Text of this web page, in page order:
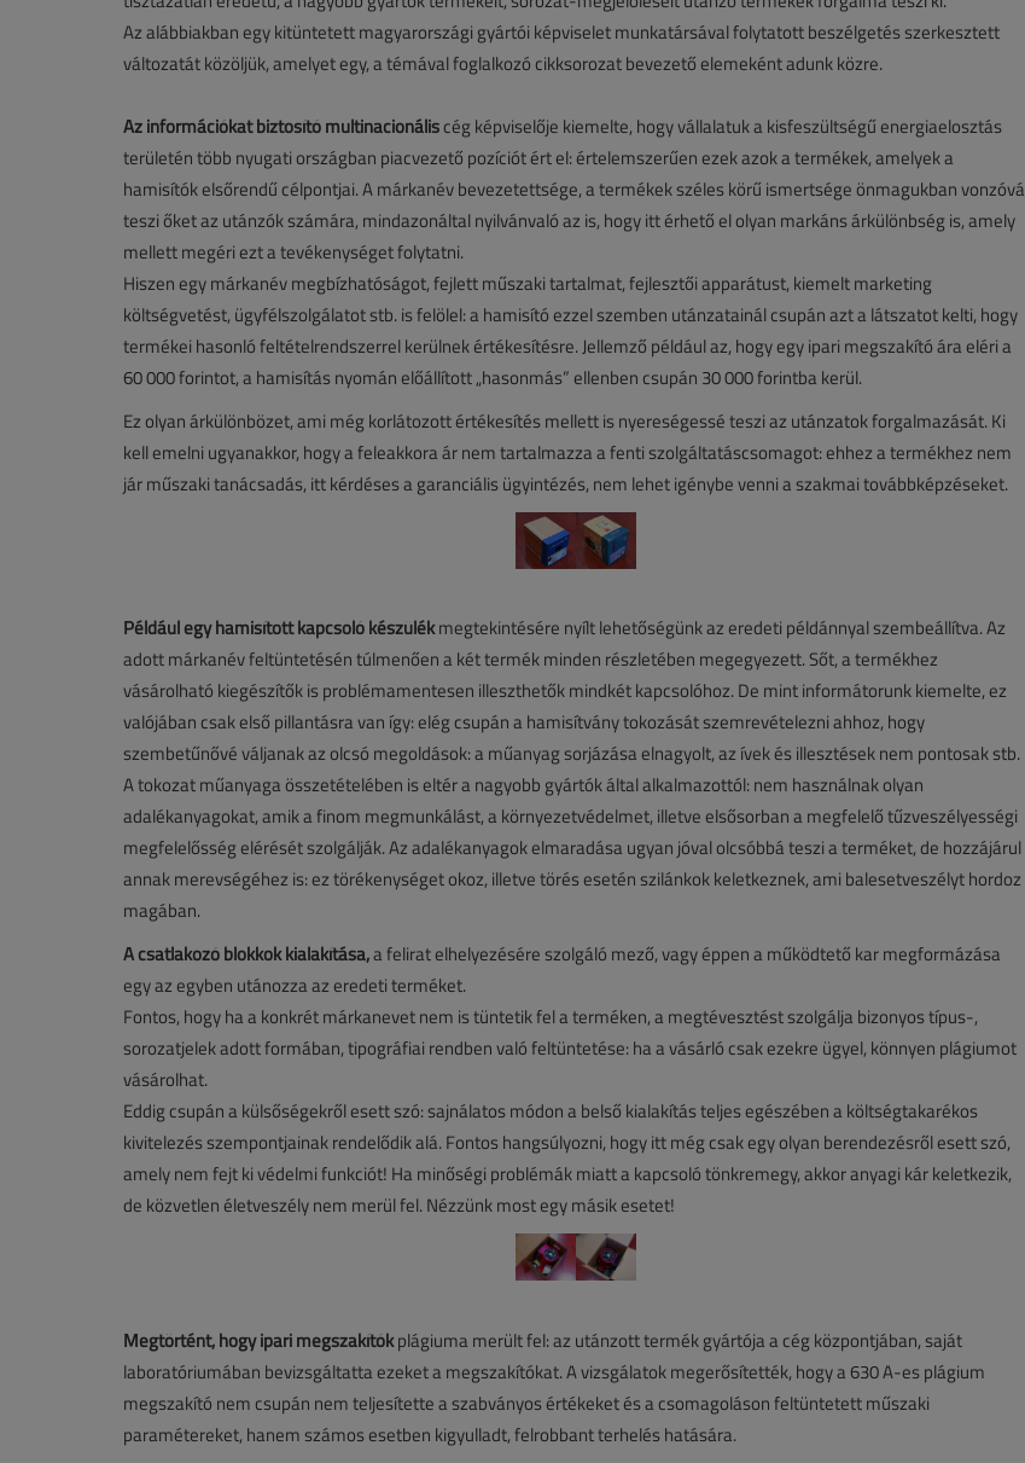
Az alábbiakban egy kitüntetett magyarországi gyártói képviselet munkatársával folytatott beszélgetés szerkesztett
változatát közöljük, amelyet egy, a témával foglalkozó cikksorozat bevezető elemeként adunk közre.
Az információkat biztosító multinacionáliscég képviselője kiemelte, hogy vállalatuk a kisfeszültségű energiaelosztás
területén több nyugati országban piacvezető pozíciót ért el: értelemszerűen ezek azok a termékek, amelyek a
hamisítók elsőrendű célpontjai. A márkanév bevezetettsége, a termékek széles körű ismertsége önmagukban vonzóvá
teszi őket az utánzók számára, mindazonáltal nyilvánvaló az is, hogy itt érhető el olyan markáns árkülönbség is, amely
mellett megéri ezt a tevékenységet folytatni.
Hiszen egy márkanév megbízhatóságot, fejlett műszaki tartalmat, fejlesztői apparátust, kiemelt marketing
költségvetést, ügyfélszolgálatot stb. is felölel: a hamisító ezzel szemben utánzatainál csupán azt a látszatot kelti, hogy
termékei hasonló feltételrendszerrel kerülnek értékesítésre. Jellemző például az, hogy egy ipari megszakító ára eléri a
60 000 forintot, a hamisítás nyomán előállított „hasonmás” ellenben csupán 30 000 forintba kerül.
Ez olyan árkülönbözet, ami még korlátozott értékesítés mellett is nyereségessé teszi az utánzatok forgalmazását. Ki
kell emelni ugyanakkor, hogy a feleakkora ár nem tartalmazza a fenti szolgáltatáscsomagot: ehhez a termékhez nem
jár műszaki tanácsadás, itt kérdéses a garanciális ügyintézés, nem lehet igénybe venni a szakmai továbbképzéseket.
Például egy hamisított kapcsoló készülékmegtekintésére nyílt lehetőségünk az eredeti példánnyal szembeállítva. Az
adott márkanév feltüntetésén túlmenően a két termék minden részletében megegyezett. Sőt, a termékhez
vásárolható kiegészítők is problémamentesen illeszthetők mindkét kapcsolóhoz. De mint informátorunk kiemelte, ez
valójában csak első pillantásra van így: elég csupán a hamisítvány tokozását szemrevételezni ahhoz, hogy
szembetűnővé váljanak az olcsó megoldások: a műanyag sorjázása elnagyolt, az ívek és illesztések nem pontosak stb.
A tokozat műanyaga összetételében is eltér a nagyobb gyártók által alkalmazottól: nem használnak olyan
adalékanyagokat, amik a finom megmunkálást, a környezetvédelmet, illetve elsősorban a megfelelő tűzveszélyességi
megfelelősség elérését szolgálják. Az adalékanyagok elmaradása ugyan jóval olcsóbbá teszi a terméket, de hozzájárul
annak merevségéhez is: ez törékenységet okoz, illetve törés esetén szilánkok keletkeznek, ami balesetveszélyt hordoz
magában.
A csatlakozó blokkok kialakítása,a felirat elhelyezésére szolgáló mező, vagy éppen a működtető kar megformázása
egy az egyben utánozza az eredeti terméket.
Fontos, hogy ha a konkrét márkanevet nem is tüntetik fel a terméken, a megtévesztést szolgálja bizonyos típus-,
sorozatjelek adott formában, tipográfiai rendben való feltüntetése: ha a vásárló csak ezekre ügyel, könnyen plágiumot
vásárolhat.
Eddig csupán a külsőségekről esett szó: sajnálatos módon a belső kialakítás teljes egészében a költségtakarékos
kivitelezés szempontjainak rendelődik alá. Fontos hangsúlyozni, hogy itt még csak egy olyan berendezésről esett szó,
amely nem fejt ki védelmi funkciót! Ha minőségi problémák miatt a kapcsoló tönkremegy, akkor anyagi kár keletkezik,
de közvetlen életveszély nem merül fel. Nézzünk most egy másik esetet!
Megtörtént, hogy ipari megszakítókplágiuma merült fel: az utánzott termék gyártója a cég központjában, saját
laboratóriumában bevizsgáltatta ezeket a megszakítókat. A vizsgálatok megerősítették, hogy a 630 A-es plágium
megszakító nem csupán nem teljesítette a szabványos értékeket és a csomagoláson feltüntetett műszaki
paramétereket, hanem számos esetben kigyulladt, felrobbant terhelés hatására.